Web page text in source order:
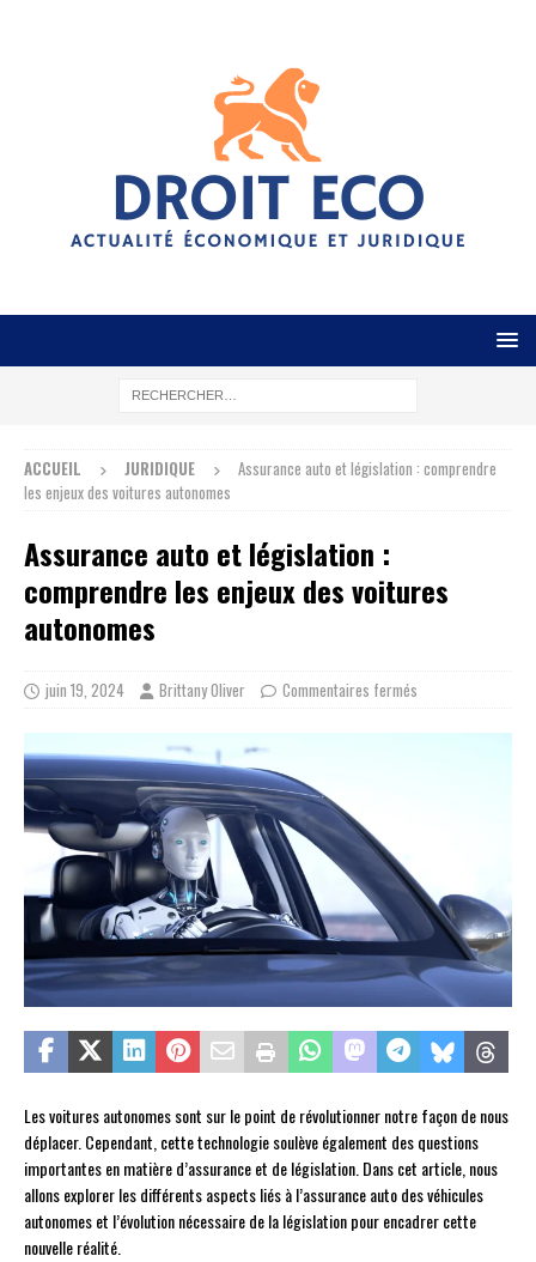
ACCUEIL JURIDIQUE
Assurance auto et législation : comprendre
les enjeux des voitures autonomes
Assurance auto et législation :
comprendre les enjeux des voitures
autonomes
juin 19, 2024 Brittany Oliver Commentaires fermés
Les voitures autonomes sont sur le point de révolutionner notre façon de nous
déplacer. Cependant, cette technologie soulève également des questions
importantes en matière d’assurance et de législation. Dans cet article, nous
allons explorer les différents aspects liés à l’assurance auto des véhicules
autonomes et l’évolution nécessaire de la législation pour encadrer cette
nouvelle réalité.